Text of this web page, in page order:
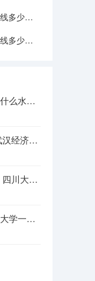
陕西工业职业技术大学2026年分数线多少？陕西考生355分能上吗？机械专业好就业吗？
四川建筑职业技术大学2026年分数线多少？四川考生510分能上吗？建筑专业好就业吗？
印度理工学院放在中国是什么水平？
湖北经济学院是几本校 武汉经济学院是几本
四川大学眉山校区是几本 四川大学锦江学院是几本？咋样？
西安工业大学和西北工业大学一样吗